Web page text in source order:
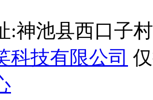
:神池县西口子村
科技有限公司